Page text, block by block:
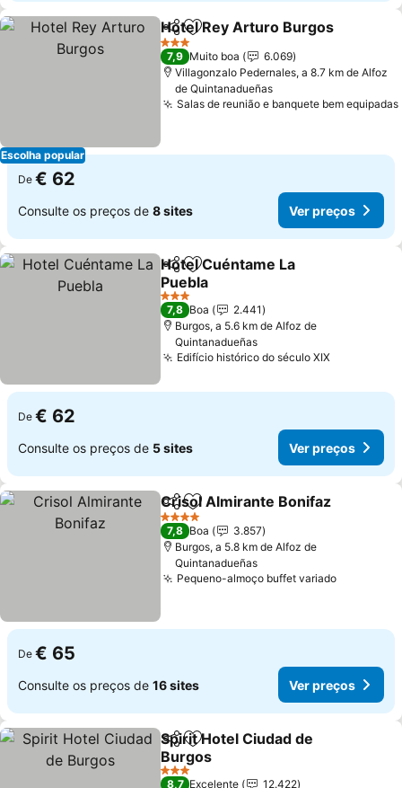
Escolha popular
PartilharAdicionar aos favoritos
Hotel Rey Arturo Burgos
3 Estrelas
7,9 Muito boa
6.069
Villagonzalo Pedernales, a 8.7 km de Alfoz
de Quintanadueñas
Salas de reunião e banquete bem equipadas
De € 62
Consulte os preços de 8 sites Ver preços
PartilharAdicionar aos favoritos
Hotel Cuéntame La
Puebla
Ver preços
3 Estrelas
7,8 Boa
2.441
Burgos, a 5.6 km de Alfoz de
Quintanadueñas
Edifício histórico do século XIXVer
De € 62
Consulte os preços de 5 sites Ver preços
PartilharAdicionar aos favoritos
Crisol Almirante Bonifaz
4 Estrelas
7,8 Boa
3.857
Burgos, a 5.8 km de Alfoz de
Quintanadueñas
Pequeno-almoço buffet variadoVer
De € 65
Consulte os preços de 16 sites Ver preços
PartilharAdicionar aos favoritos
Spirit Hotel Ciudad de
Burgos
Ver preços
3 Estrelas
8,7 Excelente 12.422